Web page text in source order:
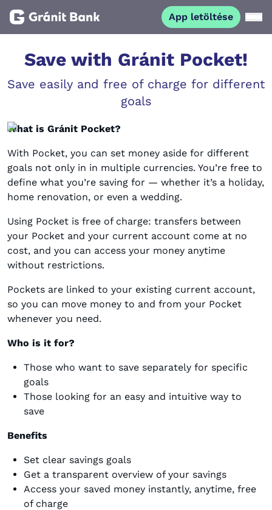
App letöltése
Magánszemélyeknek
Vállalkozásoknak
Fiataloknak
Befektetőknek
Kapcsolat
Netbank App letöltése
Save with Gránit Pocket!
Save easily and free of charge for different
goals
What is Gránit Pocket?
With Pocket, you can set money aside for different
goals not only in in multiple currencies. You’re free to
define what you’re saving for — whether it’s a holiday,
home renovation, or even a wedding.
Using Pocket is free of charge: transfers between
your Pocket and your current account come at no
cost, and you can access your money anytime
without restrictions.
Pockets are linked to your existing current account,
so you can move money to and from your Pocket
whenever you need.
Who is it for?
Those who want to save separately for specific
goals
Those looking for an easy and intuitive way to
save
Benefits
Set clear savings goals
Get a transparent overview of your savings
Access your saved money instantly, anytime, free
of charge